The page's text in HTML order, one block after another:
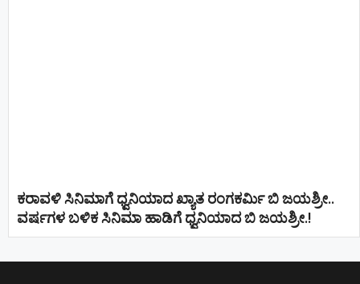
ಕರಾವಳಿ ಸಿನಿಮಾಗೆ ಧ್ವನಿಯಾದ ಖ್ಯಾತ ರಂಗಕರ್ಮಿ ಬಿ ಜಯಶ್ರೀ..
ವರ್ಷಗಳ ಬಳಿಕ ಸಿನಿಮಾ ಹಾಡಿಗೆ ಧ್ವನಿಯಾದ ಬಿ ಜಯಶ್ರೀ.!